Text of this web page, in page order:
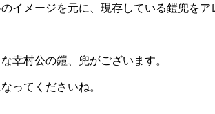
イメージを元に、現存している鎧兜を
幸村公の鎧、兜がございます。
ってくださいね。